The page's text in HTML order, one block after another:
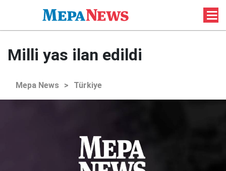
Milli yas ilan edildi
Mepa News > Türkiye